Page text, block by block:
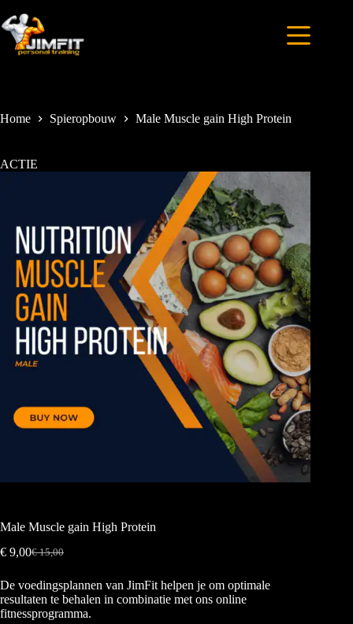
Home Spieropbouw Male Muscle gain High Protein
ACTIE
Male Muscle gain High Protein
€15,00
€ 9,00
De voedingsplannen van JimFit helpen je om optimale
resultaten te behalen in combinatie met ons online
fitnessprogramma.